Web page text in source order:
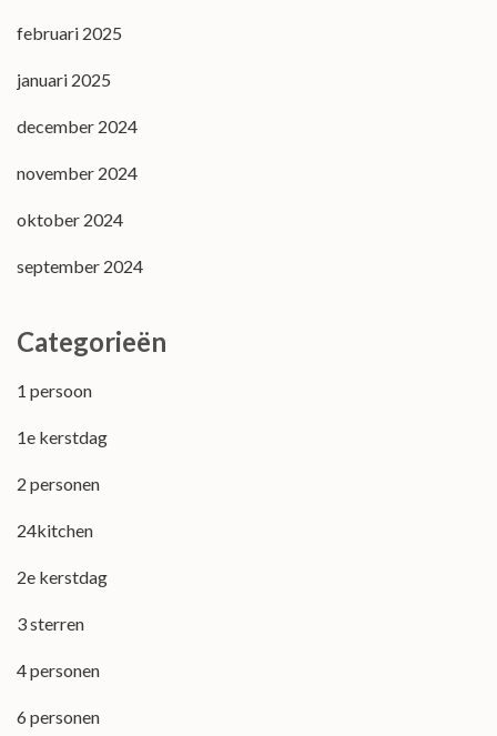
februari 2025
januari 2025
december 2024
november 2024
oktober 2024
september 2024
Categorieën
1 persoon
1e kerstdag
2 personen
24kitchen
2e kerstdag
3 sterren
4 personen
6 personen